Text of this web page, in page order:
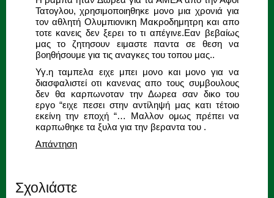
Τατογλου, χρησιμοποιηθηκε μονο μια χρονιά για
τον αθλητή Ολυμπιονικη Μακροδημητρη και απο
τοτε κανεις δεν ξερει το τι απέγινε.Εαν βεβαίως
μας το ζητησουν ειμαστε παντα σε θεση να
βοηθήσουμε για τις αναγκες του τοπου μας..
Υγ.η ταμπελα ειχε μπει μονο και μονο για να
διασφαλιστεί οτι κανενας απο τους συμβουλους
δεν θα καρπωνοταν την Δωρεα σαν δικο του
εργο “ειχε πεσει στην αντίληψή μας κατι τέτοιο
εκείνη την εποχή “… Μαλλον ομως πρέπει να
καρπωθηκε τα ξυλα για την βεραντα του .
Απάντηση
Σχολιάστε